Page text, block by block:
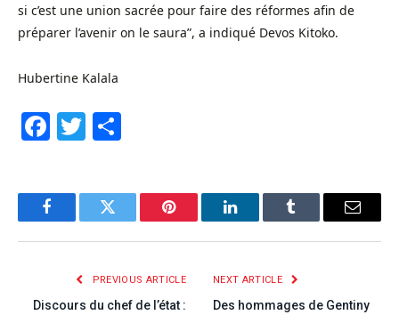
si c’est une union sacrée pour faire des réformes afin de
préparer l’avenir on le saura”, a indiqué Devos Kitoko.
Hubertine Kalala
Facebook
Twitter
FacebookTwitter Pinterest LinkedInTumblr Email
PREVIOUS ARTICLE
Discours du chef de l’état :
NEXT ARTICLE
Des hommages de Gentiny